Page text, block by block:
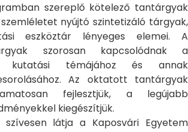
szereplő kötelező tantárgyak
nyújtó szintetizáló tárgyak,
eszköztár lényeges elemei. A
szorosan kapcsolódnak a
kutatási témájához és annak
Az oktatott tantárgyak
fejlesztjük, a legújabb
kiegészítjük.
látja a Kaposvári Egyetem